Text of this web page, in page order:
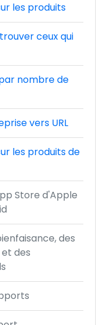
les produits
ceux qui
nombre de
vers URL
les produits de
Store d'Apple
des
des